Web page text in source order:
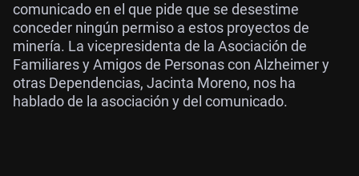
comunicado en el que pide que se desestime
conceder ningún permiso a estos proyectos de
minería. La vicepresidenta de la Asociación de
Familiares y Amigos de Personas con Alzheimer y
otras Dependencias, Jacinta Moreno, nos ha
hablado de la asociación y del comunicado.